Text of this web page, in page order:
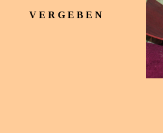
V E R G E B E N